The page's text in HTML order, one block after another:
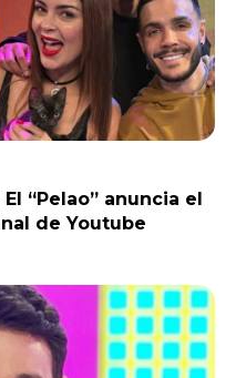
“Pelao” anuncia el
de Youtube